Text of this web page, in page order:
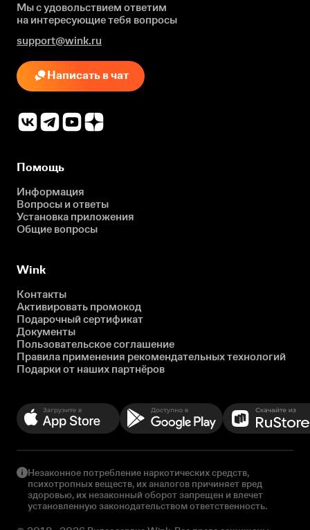
Мы с удовольствием ответим
на интересующиетебя вопросы
support@wink.ru
Написать в чат
Помощь
Информация
Вопросы и ответы
Установка приложения
Общие вопросы
Wink
Контакты
Активировать промокод
Подарочный сертификат
Документы
Пользовательское соглашение
Правила применения рекомендательных технологий
Подарки от наших партнёров
Незаконное потребление наркотических средств,
психотропных веществ, их аналогов причиняет вред
здоровью, их незаконный оборот запрещен и влечет
установленную законодательством ответственность.